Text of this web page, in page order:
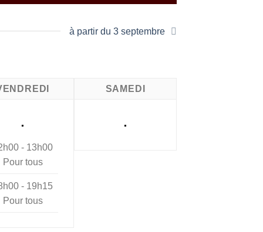
à partir du 3 septembre
.
- 13h00
Pour tous
- 19h15
Pour tous
SAMEDI
.